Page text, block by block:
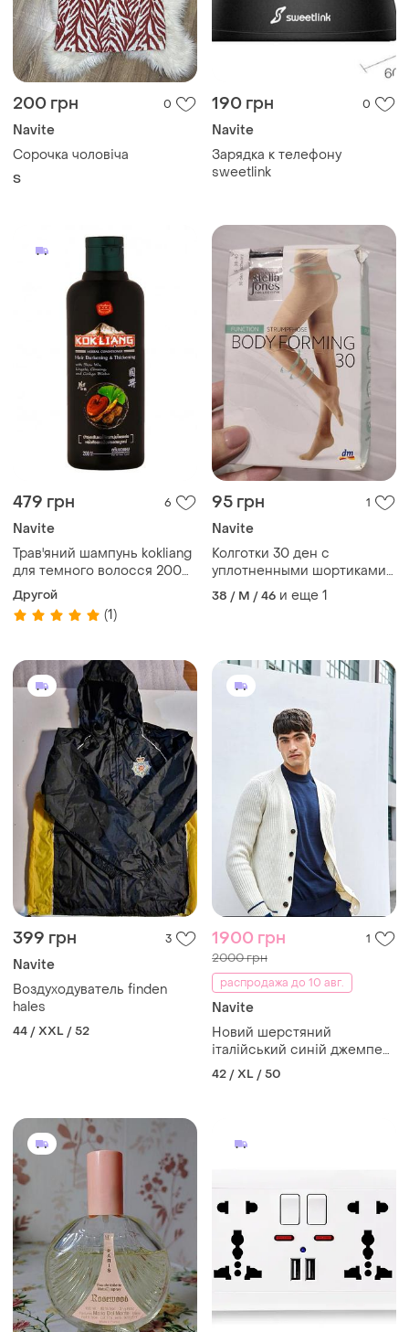
200 грн 0
Navite
Сорочка чоловіча
S
190 грн 0
Navite
Зарядка к телефону
sweetlink
479 грн 6
Navite
Трав'яний шампунь kokliang
для темного волосся 200
мл
Другой
(1)
95 грн 1
Navite
Колготки 30 ден с
уплотненными шортиками
s-m
38 / M / 46 и еще 1
399 грн 3
Navite
Воздуходуватель finden
hales
44 / XXL / 52
1900 грн 1
2000 грн
распродажа до 10 авг.
Navite
Новий шерстяний
італійський синій джемпер
светр diktat
42 / XL / 50